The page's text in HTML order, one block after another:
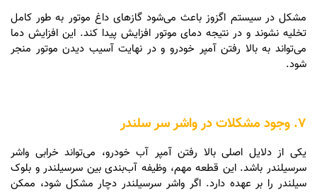
مشکل در سیستم اگزوز باعث می‌شود گازهای داغ موتور به طور کامل
تخلیه نشوند و در نتیجه دمای موتور افزایش پیدا کند. این افزایش دما
می‌تواند به بالا رفتن آمپر خودرو و در نهایت آسیب دیدن موتور منجر
شود.
7. وجود مشکلات در واشر سر سلندر
یکی از دلایل اصلی بالا رفتن آمپر آب خودرو، می‌تواند خرابی واشر
سرسیلندر باشد. این قطعه مهم، وظیفه آب‌بندی بین سرسیلندر و بلوک
سیلندر را بر عهده دارد. اگر واشر سرسیلندر دچار مشکل شود، ممکن